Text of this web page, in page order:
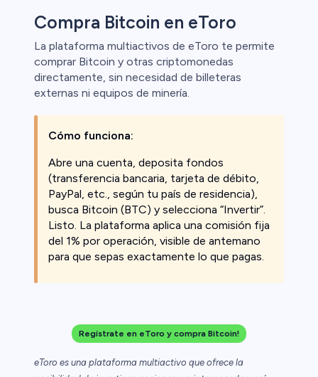
Compra Bitcoin en eToro
La plataforma multiactivos de eToro te permite
comprar Bitcoin y otras criptomonedas
directamente, sin necesidad de billeteras
externas ni equipos de minería.
Cómo funciona:
Abre una cuenta, deposita fondos
(transferencia bancaria, tarjeta de débito,
PayPal, etc., según tu país de residencia),
busca Bitcoin (BTC) y selecciona “Invertir”.
Listo. La plataforma aplica una comisión fija
del 1% por operación, visible de antemano
para que sepas exactamente lo que pagas.
Regístrate en eToro y compra Bitcoin!
eToro es una plataforma multiactivo que ofrece la